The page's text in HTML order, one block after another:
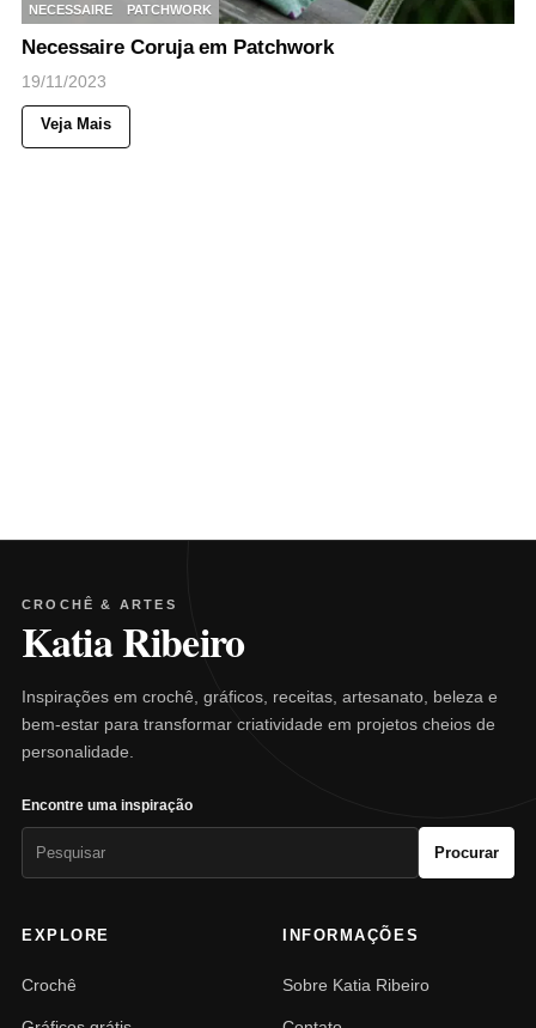
NECESSAIRE
PATCHWORK
Necessaire Coruja em Patchwork
19/11/2023
Veja Mais
CROCHÊ & ARTES
Katia Ribeiro
Inspirações em crochê, gráficos, receitas, artesanato, beleza e
bem-estar para transformar criatividade em projetos cheios de
personalidade.
Encontre uma inspiração
Procurar
EXPLORE
Crochê
INFORMAÇÕES
Sobre Katia Ribeiro